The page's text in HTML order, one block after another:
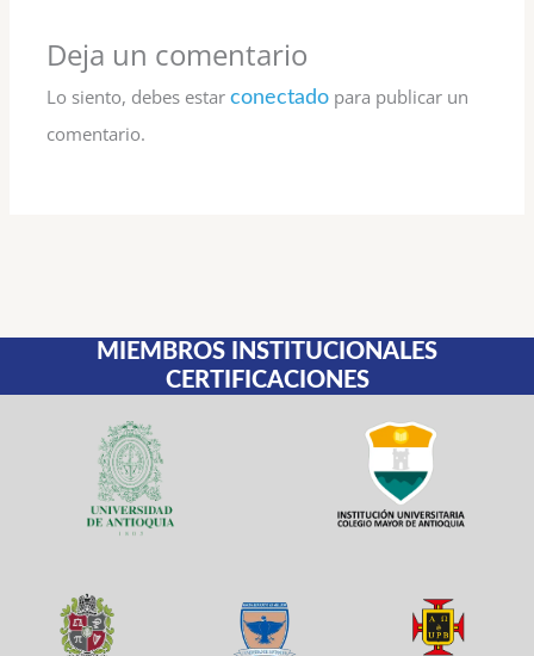
Deja un comentario
Lo siento, debes estarconectado para publicar un
comentario.
MIEMBROS INSTITUCIONALES
CERTIFICACIONES